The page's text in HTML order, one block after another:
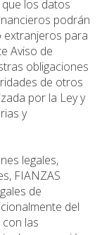
que los datos
podrán
extranjeros para
Aviso de
obligaciones
de otros
por la Ley y
y
legales,
FIANZAS
de
del
las